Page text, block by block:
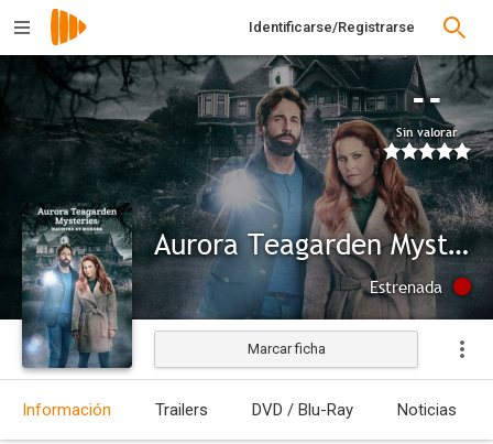
Identificarse/Registrarse
--
Sin valorar
Aurora Teagarden Mysteries: Haunted by Murder
Estrenada
Marcar ficha
Información Trailers DVD / Blu-Ray Noticias